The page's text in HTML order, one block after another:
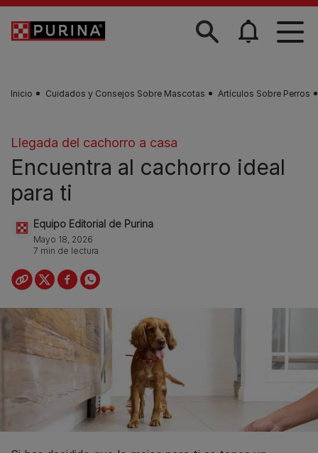
Skip to main content
Inicio Cuidados y Consejos Sobre Mascotas Artículos Sobre Perros
Llegada del cachorro a casa
Encuentra al cachorro ideal
para ti
Equipo Editorial de Purina
Mayo 18, 2026
7 min de lectura